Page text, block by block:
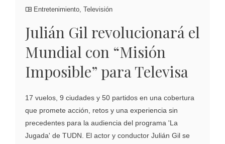
Entretenimiento Televisión
Julián Gil revolucionará el
Mundial con “Misión
Imposible” para Televisa
17 vuelos, 9 ciudades y 50 partidos en una cobertura
que promete acción, retos y una experiencia sin
precedentes para la audiencia del programa 'La
Jugada' de TUDN. El actor y conductor Julián Gil se